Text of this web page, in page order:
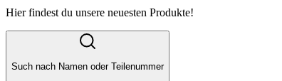
Hier findest du unsere neuesten Produkte!
Such nach Namen oder Teilenummer